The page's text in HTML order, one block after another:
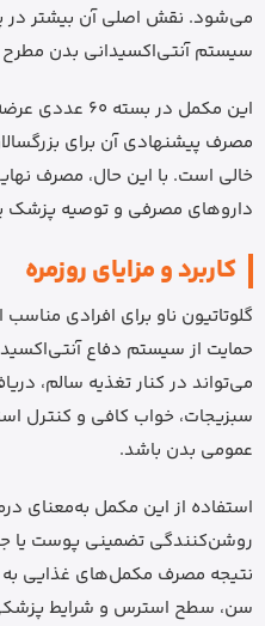
می‌شود. نقش اصلی آن بیشتر در
سیستم آنتی‌اکسیدانی بدن
این مکمل در
خالی است. با این حال، مصرف
داروهای مصرفی و توصیه
کاربرد و مزایای روزمره
گلوتاتیون ناو برای افرادی
حمایت از سیستم دفاع
می‌تواند در کنار تغذیه سالم،
سبزیجات، خواب کافی و کنترل
عمومی بدن باشد.
استفاده از این مکمل به‌معنای
روشن‌کنندگی تضمینی پوست یا
نتیجه مصرف مکمل‌های غذایی
سن، سطح استرس و شرایط